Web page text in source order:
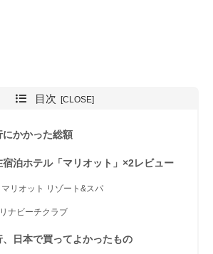
目次
にかかった総額
宿泊ホテル「マリオット」×2レビュー
リオット リゾート&スパ
ナビーチクラブ
、日本で買ってよかったもの